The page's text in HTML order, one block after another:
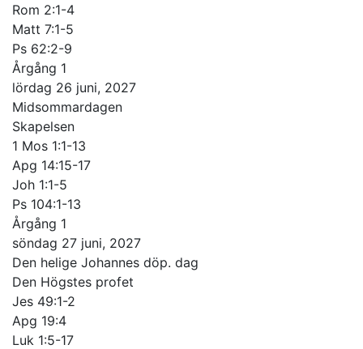
Rom 2:1-4
Matt 7:1-5
Ps 62:2-9
Årgång 1
lördag 26 juni, 2027
Midsommardagen
Skapelsen
1 Mos 1:1-13
Apg 14:15-17
Joh 1:1-5
Ps 104:1-13
Årgång 1
söndag 27 juni, 2027
Den helige Johannes döp. dag
Den Högstes profet
Jes 49:1-2
Apg 19:4
Luk 1:5-17